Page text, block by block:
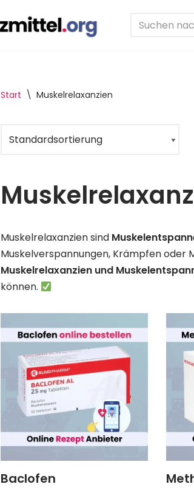
Start \ Muskelrelaxanzien
Muskelrelaxanzien sind
Muskelverspannungen, Krämpfen oder
Muskelrelaxanzien und
können.
Baclofen